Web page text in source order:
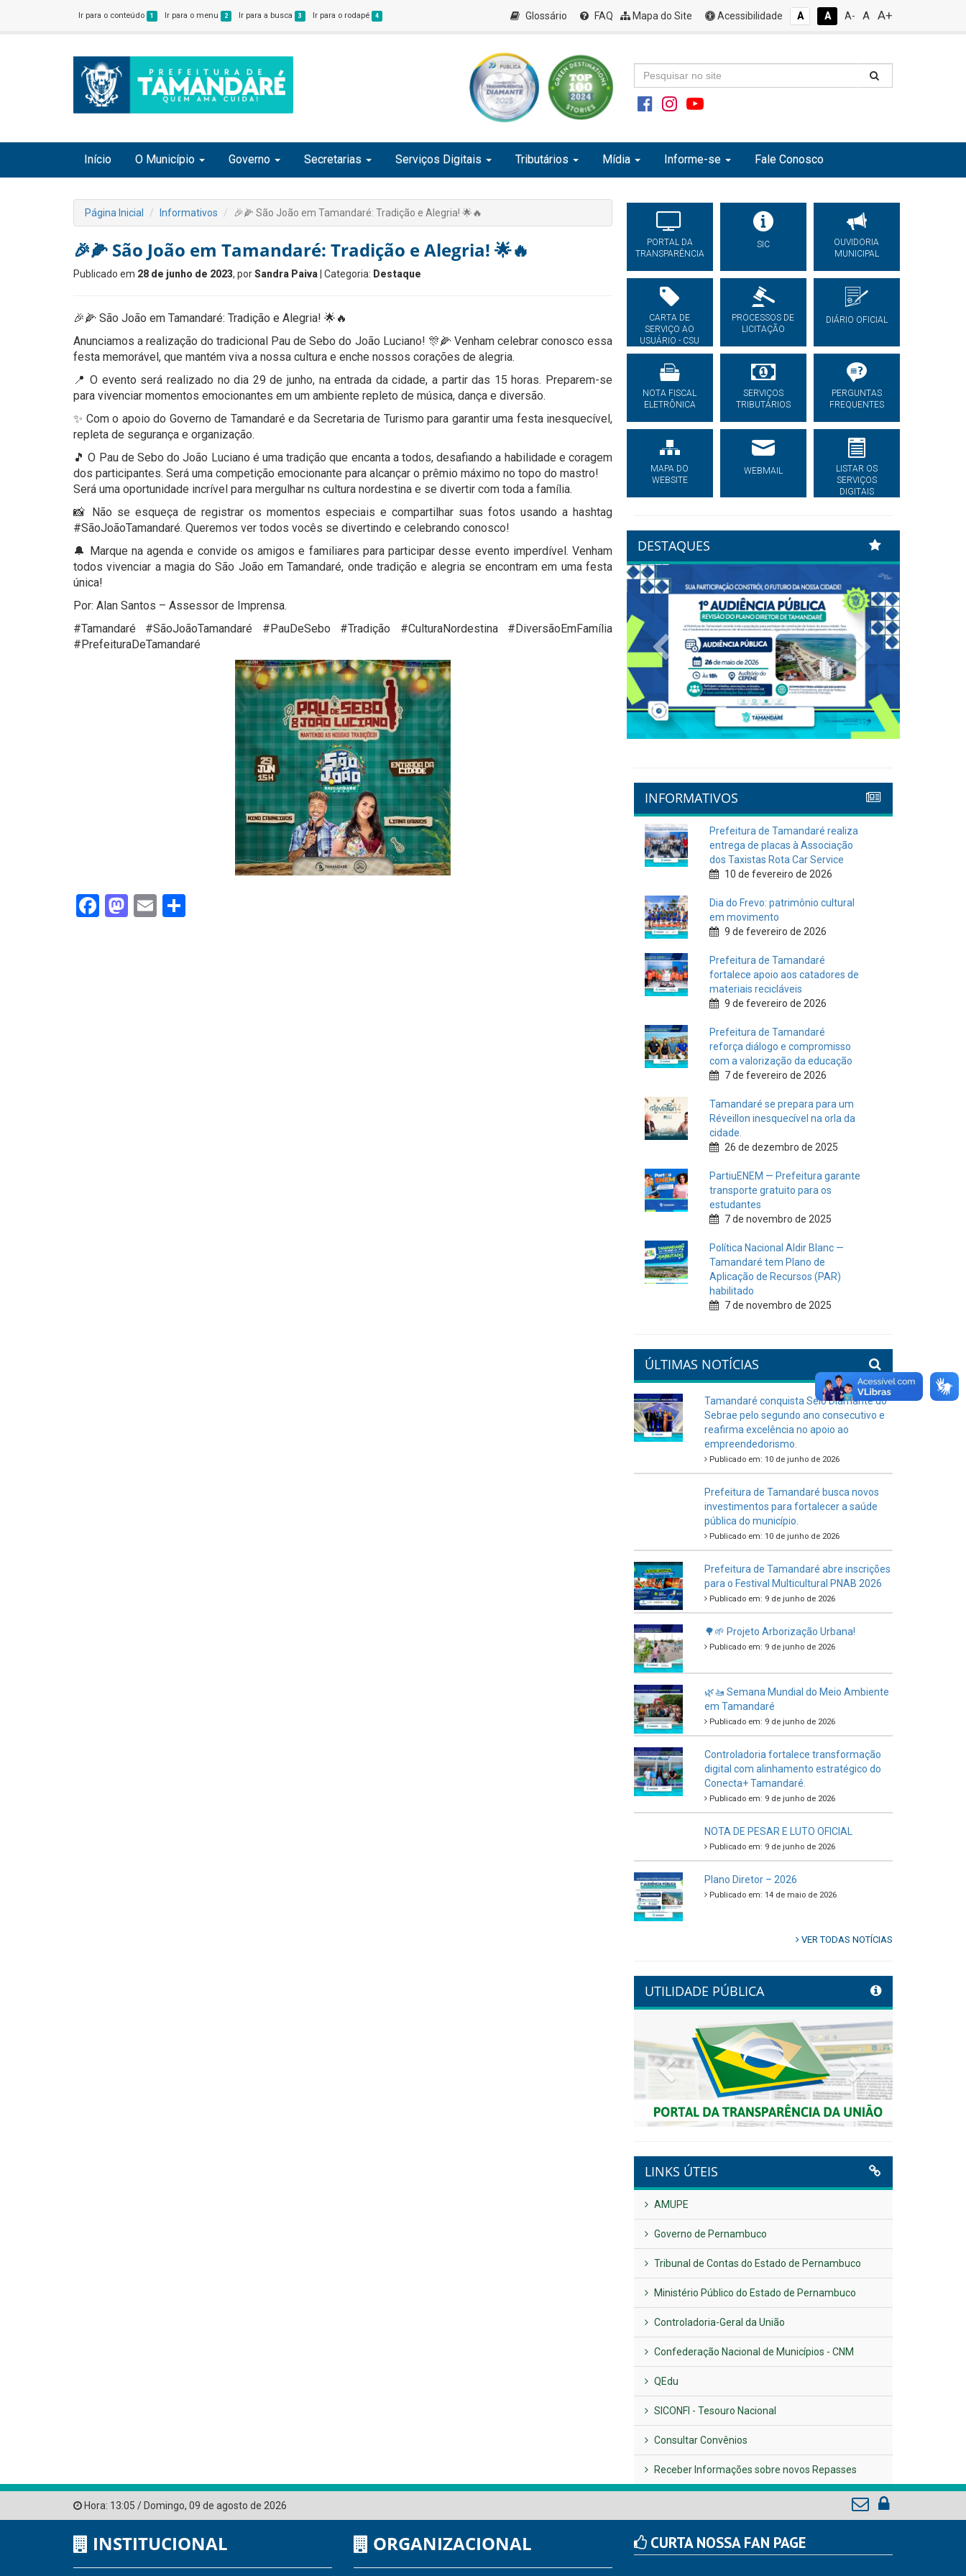
Ir para o conteúdo 1 Ir para o menu 2 Ir para a busca 3 Ir para o rodapé 4 Glossário FAQ Mapa do Site Acessibilidade A A A- A A+
Início O Município Governo Secretarias Serviços Digitais Tributários Mídia Informe-se Fale Conosco
Página Inicial Informativos 🎉🌽 São João em Tamandaré: Tradição e Alegria! 🌟🔥
🎉🌽 São João em Tamandaré: Tradição e Alegria! 🌟🔥
Publicado em 28 de junho de 2023, porSandra Paiva | Categoria: Destaque
🎉🌽 São João em Tamandaré: Tradição e Alegria! 🌟🔥
Anunciamos a realização do tradicional Pau de Sebo do João Luciano! 🎊🌽 Venham celebrar conosco essa
festa memorável, que mantém viva a nossa cultura e enche nossos corações de alegria.
📍 O evento será realizado no dia 29 de junho, na entrada da cidade, a partir das 15 horas. Preparem-se
para vivenciar momentos emocionantes em um ambiente repleto de música, dança e diversão.
✨ Com o apoio do Governo de Tamandaré e da Secretaria de Turismo para garantir uma festa inesquecível,
repleta de segurança e organização.
🎵 O Pau de Sebo do João Luciano é uma tradição que encanta a todos, desafiando a habilidade e coragem
dos participantes. Será uma competição emocionante para alcançar o prêmio máximo no topo do mastro!
Será uma oportunidade incrível para mergulhar ns cultura nordestina e se divertir com toda a família.
📸 Não se esqueça de registrar os momentos especiais e compartilhar suas fotos usando a hashtag
#SãoJoãoTamandaré. Queremos ver todos vocês se divertindo e celebrando conosco!
🔔 Marque na agenda e convide os amigos e familiares para participar desse evento imperdível. Venham
todos vivenciar a magia do São João em Tamandaré, onde tradição e alegria se encontram em uma festa
única!
Por: Alan Santos – Assessor de Imprensa.
#Tamandaré #SãoJoãoTamandaré #PauDeSebo #Tradição #CulturaNordestina #DiversãoEmFamília
#PrefeituraDeTamandaré
Facebook
Mastodon
Email
PORTAL DA
TRANSPARÊNCIA
SIC
OUVIDORIA
MUNICIPAL
CARTA DE
SERVIÇO AO
USUÁRIO - CSU
PROCESSOS DE
LICITAÇÃO
DIÁRIO OFICIAL
NOTA FISCAL
ELETRÔNICA
SERVIÇOS
TRIBUTÁRIOS
PERGUNTAS
FREQUENTES
MAPA DO
WEBSITE
WEBMAIL
LISTAR OS
SERVIÇOS
DIGITAIS
DESTAQUES
Previous Next
INFORMATIVOS
Prefeitura de Tamandaré realiza
entrega de placas à Associação
dos Taxistas Rota Car Service
10 de fevereiro de 2026
Dia do Frevo: patrimônio cultural
em movimento
9 de fevereiro de 2026
Prefeitura de Tamandaré
fortalece apoio aos catadores de
materiais recicláveis
9 de fevereiro de 2026
Prefeitura de Tamandaré
reforça diálogo e compromisso
com a valorização da educação
7 de fevereiro de 2026
Tamandaré se prepara para um
Réveillon inesquecível na orla da
cidade.
26 de dezembro de 2025
PartiuENEM — Prefeitura garante
transporte gratuito para os
estudantes
7 de novembro de 2025
Política Nacional Aldir Blanc —
Tamandaré tem Plano de
Aplicação de Recursos (PAR)
habilitado
7 de novembro de 2025
ÚLTIMAS NOTÍCIAS
Tamandaré conquista Selo Diamante do
Sebrae pelo segundo ano consecutivo e
reafirma excelência no apoio ao
empreendedorismo.
Publicado em: 10 de junho de 2026
Prefeitura de Tamandaré busca novos
investimentos para fortalecer a saúde
pública do município.
Publicado em: 10 de junho de 2026
Prefeitura de Tamandaré abre inscrições
para o Festival Multicultural PNAB 2026
Publicado em: 9 de junho de 2026
🌳🌱 Projeto Arborização Urbana!
Publicado em: 9 de junho de 2026
🌿🚤 Semana Mundial do Meio Ambiente
em Tamandaré
Publicado em: 9 de junho de 2026
Controladoria fortalece transformação
digital com alinhamento estratégico do
Conecta+ Tamandaré.
Publicado em: 9 de junho de 2026
NOTA DE PESAR E LUTO OFICIAL
Publicado em: 9 de junho de 2026
Plano Diretor – 2026
Publicado em: 14 de maio de 2026
VER TODAS NOTÍCIAS
UTILIDADE PÚBLICA
Previous Next
LINKS ÚTEIS
AMUPE
Governo de Pernambuco
Tribunal de Contas do Estado de Pernambuco
Ministério Público do Estado de Pernambuco
Controladoria-Geral da União
Confederação Nacional de Municípios - CNM
QEdu
SICONFI - Tesouro Nacional
Consultar Convênios
Receber Informações sobre novos Repasses
Hora: 13:05 / Domingo, 09 de agosto de 2026
INSTITUCIONAL ORGANIZACIONAL CURTA NOSSA FAN PAGE